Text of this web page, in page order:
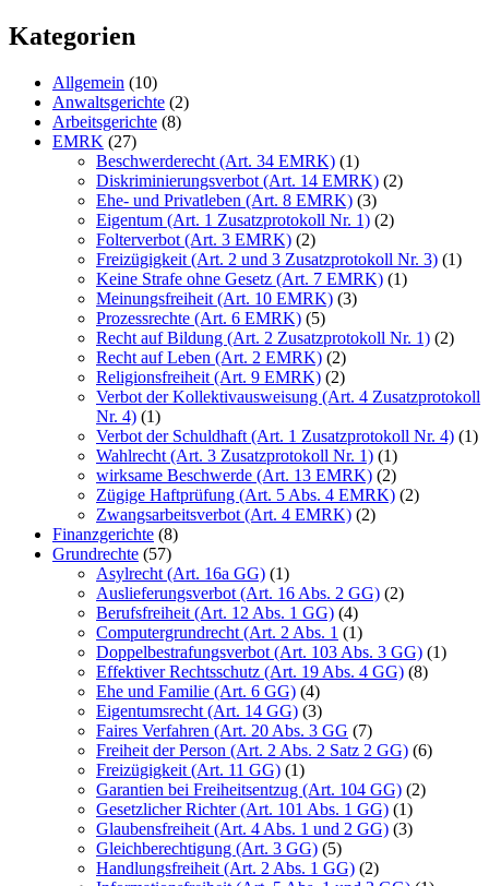
Kategorien
Allgemein (10)
Anwaltsgerichte (2)
Arbeitsgerichte (8)
EMRK (27)
Beschwerderecht (Art. 34 EMRK) (1)
Diskriminierungsverbot (Art. 14 EMRK) (2)
Ehe- und Privatleben (Art. 8 EMRK) (3)
Eigentum (Art. 1 Zusatzprotokoll Nr. 1) (2)
Folterverbot (Art. 3 EMRK) (2)
Freizügigkeit (Art. 2 und 3 Zusatzprotokoll Nr. 3) (1)
Keine Strafe ohne Gesetz (Art. 7 EMRK) (1)
Meinungsfreiheit (Art. 10 EMRK) (3)
Prozessrechte (Art. 6 EMRK) (5)
Recht auf Bildung (Art. 2 Zusatzprotokoll Nr. 1) (2)
Recht auf Leben (Art. 2 EMRK) (2)
Religionsfreiheit (Art. 9 EMRK) (2)
Verbot der Kollektivausweisung (Art. 4 Zusatzprotokoll
Nr. 4) (1)
Verbot der Schuldhaft (Art. 1 Zusatzprotokoll Nr. 4) (1)
Wahlrecht (Art. 3 Zusatzprotokoll Nr. 1) (1)
wirksame Beschwerde (Art. 13 EMRK) (2)
Zügige Haftprüfung (Art. 5 Abs. 4 EMRK) (2)
Zwangsarbeitsverbot (Art. 4 EMRK) (2)
Finanzgerichte (8)
Grundrechte (57)
Asylrecht (Art. 16a GG) (1)
Auslieferungsverbot (Art. 16 Abs. 2 GG) (2)
Berufsfreiheit (Art. 12 Abs. 1 GG) (4)
Computergrundrecht (Art. 2 Abs. 1 (1)
Doppelbestrafungsverbot (Art. 103 Abs. 3 GG) (1)
Effektiver Rechtsschutz (Art. 19 Abs. 4 GG) (8)
Ehe und Familie (Art. 6 GG) (4)
Eigentumsrecht (Art. 14 GG) (3)
Faires Verfahren (Art. 20 Abs. 3 GG (7)
Freiheit der Person (Art. 2 Abs. 2 Satz 2 GG) (6)
Freizügigkeit (Art. 11 GG) (1)
Garantien bei Freiheitsentzug (Art. 104 GG) (2)
Gesetzlicher Richter (Art. 101 Abs. 1 GG) (1)
Glaubensfreiheit (Art. 4 Abs. 1 und 2 GG) (3)
Gleichberechtigung (Art. 3 GG) (5)
Handlungsfreiheit (Art. 2 Abs. 1 GG) (2)